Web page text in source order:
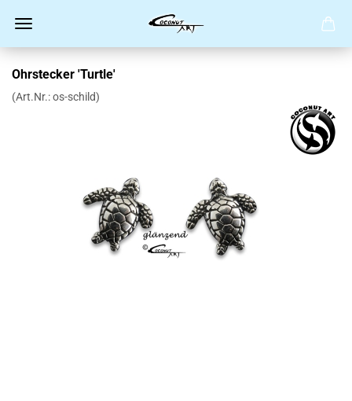
Ohrstecker 'Turtle'
(Art.Nr.:os-schild)